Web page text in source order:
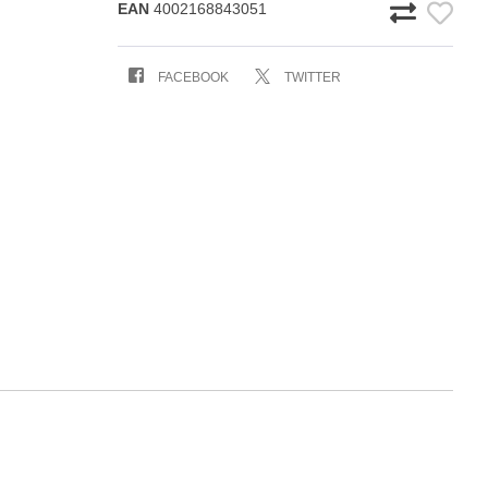
EAN 4002168843051
FACEBOOK TWITTER